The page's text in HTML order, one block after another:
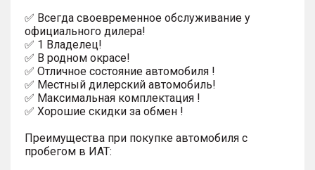
✅ Всегда своевременное обслуживание у
официального дилера!
✅ 1 Владелец!
✅ В родном окрасе!
✅ Отличное состояние автомобиля !
✅ Местный дилерский автомобиль!
✅ Максимальная комплектация !
✅ Хорошие скидки за обмен !
Преимущества при покупке автомобиля с
пробегом в ИАТ: